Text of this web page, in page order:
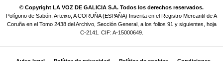
© Copyright LA VOZ DE GALICIA S.A. Todos los derechos reservados.
Polígono de Sabón, Arteixo, A CORUÑA (ESPAÑA) Inscrita en el Registro Mercantil de A
Coruña en el Tomo 2438 del Archivo, Sección General, a los folios 91 y siguientes, hoja
C-2141. CIF: A-15000649.